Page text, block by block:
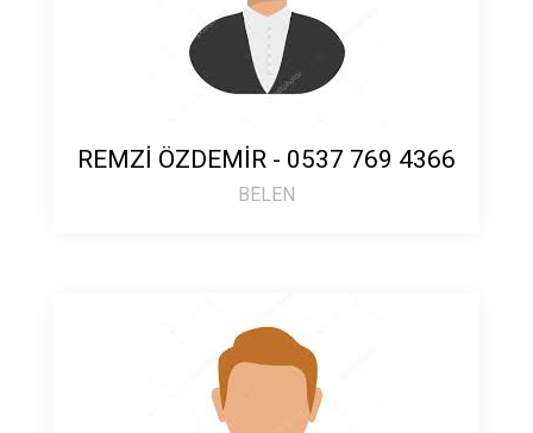
REMZİ ÖZDEMİR - 0537 769 4366
BELEN